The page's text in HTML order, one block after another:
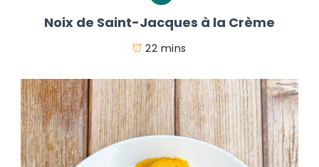
Noix de Saint-Jacques à la Crème
22 mins